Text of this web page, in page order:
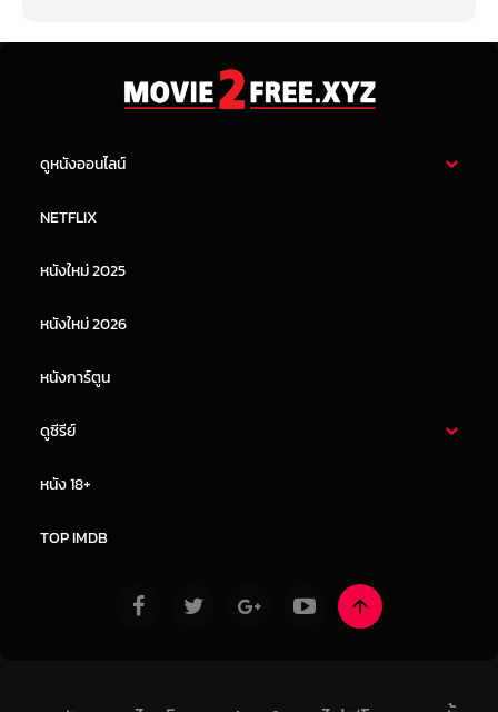
ดูหนังออนไลน์
หนังจีน
NETFLIX
หนังใหม่ 2025
หนังใหม่ 2026
หนังการ์ตูน
ดูซีรีย์
หนัง 18+
TOP IMDB